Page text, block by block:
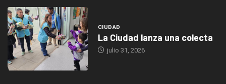
CIUDAD
La Ciudad lanza una colecta
julio 31, 2026